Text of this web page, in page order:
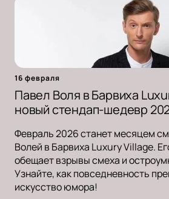
16 февраля
Павел Воля в Барвиха
новый стендап-шедевр
Февраль 2026 станет месяцем
Волей в Барвиха Luxury Village.
обещает взрывы смеха и
Узнайте, как повседневность
искусство юмора!